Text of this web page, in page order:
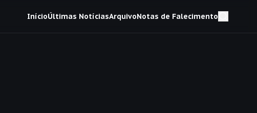
InícioÚltimas NotíciasArquivoNotas de Falecimento